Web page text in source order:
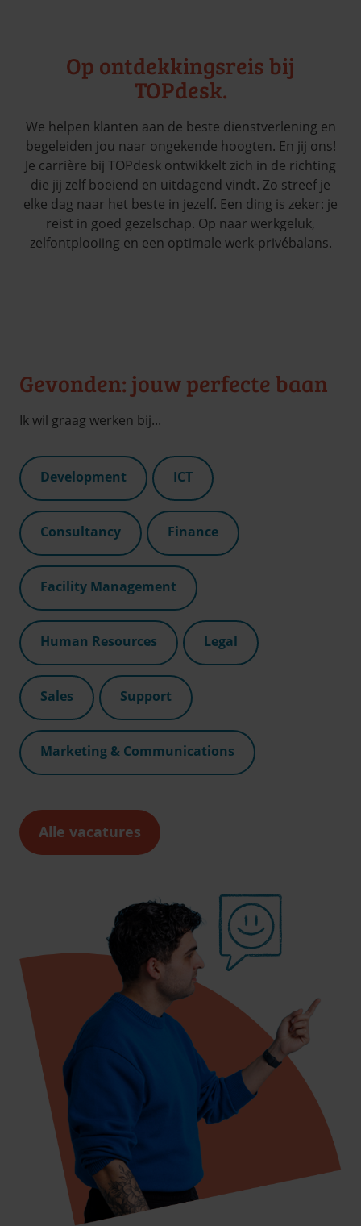
Op ontdekkingsreis bij
TOPdesk.
We helpen klanten aan de beste dienstverlening en
begeleiden jou naar ongekende hoogten. En jij ons!
Je carrière bij TOPdesk ontwikkelt zich in de richting
die jij zelf boeiend en uitdagend vindt. Zo streef je
elke dag naar het beste in jezelf. Een ding is zeker: je
reist in goed gezelschap. Op naar werkgeluk,
zelfontplooiing en een optimale werk-privébalans.
Gevonden: jouw perfecte baan
Ik wil graag werken bij...
Development ICT
Consultancy Finance
Facility Management
Human Resources Legal
Sales Support
Marketing & Communications
Alle vacatures